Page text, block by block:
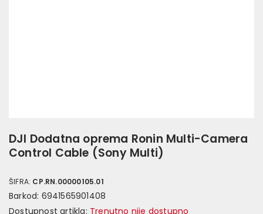
DJI Dodatna oprema Ronin Multi-Camera
Control Cable (Sony Multi)
ŠIFRA: CP.RN.00000105.01
Barkod: 6941565901408
Dostupnost artikla: Trenutno nije dostupno